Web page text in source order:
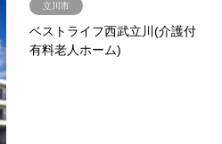
立川市
ベストライフ西武立川(介護付
有料老人ホーム)